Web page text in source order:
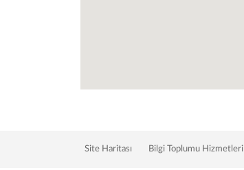
Site Haritası Bilgi Toplumu Hizmetleri